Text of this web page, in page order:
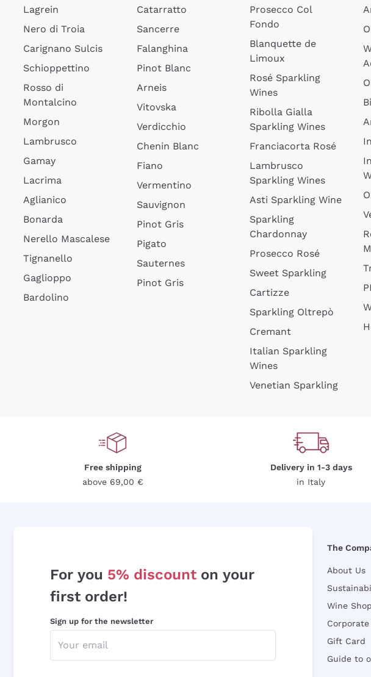
Lagrein
Nero di Troia
Carignano Sulcis
Schioppettino
Rosso di
Montalcino
Morgon
Lambrusco
Gamay
Lacrima
Aglianico
Bonarda
Nerello Mascalese
Tignanello
Gaglioppo
Bardolino
Catarratto
Sancerre
Falanghina
Pinot Blanc
Arneis
Vitovska
Verdicchio
Chenin Blanc
Fiano
Vermentino
Sauvignon
Pinot Gris
Pigato
Sauternes
Pinot Gris
Prosecco Col
Fondo
Blanquette de
Limoux
Rosé Sparkling
Wines
Ribolla Gialla
Sparkling Wines
Franciacorta Rosé
Lambrusco
Sparkling Wines
Asti Sparkling Wine
Sparkling
Chardonnay
Prosecco Rosé
Sweet Sparkling
Cartizze
Sparkling Oltrepò
Cremant
Italian Sparkling
Wines
Venetian Sparkling
Free shipping
above 69,00 €
Delivery in 1-3 days
in Italy
For you 5% discount on your
first order!
Sign up for the newsletter
The
About Us
Wine
Gift Card
Guide to